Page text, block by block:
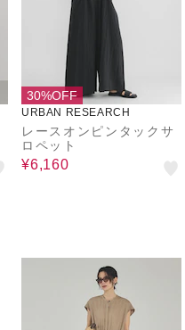
30%OFF
URBAN RESEARCH
レースオンピンタックサ
ロペット
¥6,160